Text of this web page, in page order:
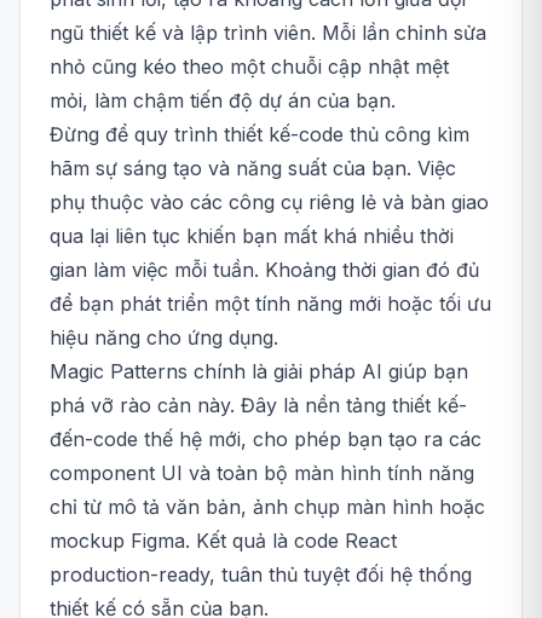
ngũ thiết kế và lập trình viên. Mỗi lần chỉnh sửa
nhỏ cũng kéo theo một chuỗi cập nhật mệt
mỏi, làm chậm tiến độ dự án của bạn.
Đừng để quy trình thiết kế-code thủ công kìm
hãm sự sáng tạo và năng suất của bạn. Việc
phụ thuộc vào các công cụ riêng lẻ và bàn giao
qua lại liên tục khiến bạn mất khá nhiều thời
gian làm việc mỗi tuần. Khoảng thời gian đó đủ
để bạn phát triển một tính năng mới hoặc tối ưu
hiệu năng cho ứng dụng.
Magic Patterns chính là giải pháp AI giúp bạn
phá vỡ rào cản này. Đây là nền tảng thiết kế-
đến-code thế hệ mới, cho phép bạn tạo ra các
component UI và toàn bộ màn hình tính năng
chỉ từ mô tả văn bản, ảnh chụp màn hình hoặc
mockup Figma. Kết quả là code React
production-ready, tuân thủ tuyệt đối hệ thống
thiết kế có sẵn của bạn.